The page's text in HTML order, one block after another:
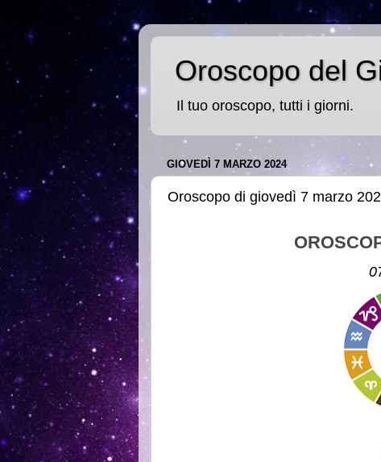
Oroscopo del
Il tuo oroscopo, tutti i giorni.
GIOVEDÌ 7 MARZO 2024
Oroscopo di giovedì 7 marzo